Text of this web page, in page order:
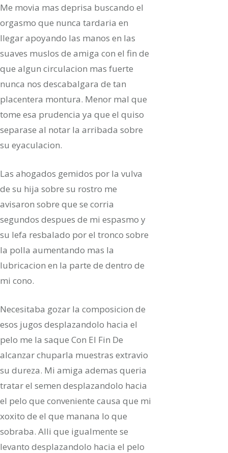
Me movia mas deprisa buscando el
orgasmo que nunca tardaria en
llegar apoyando las manos en las
suaves muslos de amiga con el fin de
que algun circulacion mas fuerte
nunca nos descabalgara de tan
placentera montura. Menor mal que
tome esa prudencia ya que el quiso
separase al notar la arribada sobre
su eyaculacion.
Las ahogados gemidos por la vulva
de su hija sobre su rostro me
avisaron sobre que se corria
segundos despues de mi espasmo y
su lefa resbalado por el tronco sobre
la polla aumentando mas la
lubricacion en la parte de dentro de
mi cono.
Necesitaba gozar la composicion de
esos jugos desplazandolo hacia el
pelo me la saque Con El Fin De
alcanzar chuparla muestras extravio
su dureza. Mi amiga ademas queria
tratar el semen desplazandolo hacia
el pelo que conveniente causa que mi
xoxito de el que manana lo que
sobraba. Alli que igualmente se
levanto desplazandolo hacia el pelo